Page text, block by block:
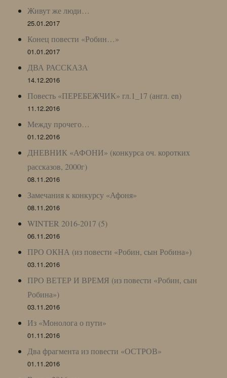
Живут же люди…
25.01.2017
Конец повести «Робин…»
01.01.2017
ДВА РАССКАЗА
14.12.2016
Повесть «ПЕРЕБЕЖЧИК» гл.1_17 (англ. en)
11.12.2016
Между прочего…
01.12.2016
ДНЕВНИК «АФОНИ» (конкурса оч. коротких
рассказов, 2000г)
08.11.2016
Замечания к конкурсу «Афоня»
08.11.2016
WINTER 2016-2017 (5)
06.11.2016
ПРО ОКНА (из повести «Робин, сын Робина»)
03.11.2016
ПРО ВЕТЕР И ВРЕМЯ (из повести «Робин, сын
Робина»)
03.11.2016
Из «Монолога о пути»
01.11.2016
Два фрагмента из повести «ОСТРОВ»
01.11.2016